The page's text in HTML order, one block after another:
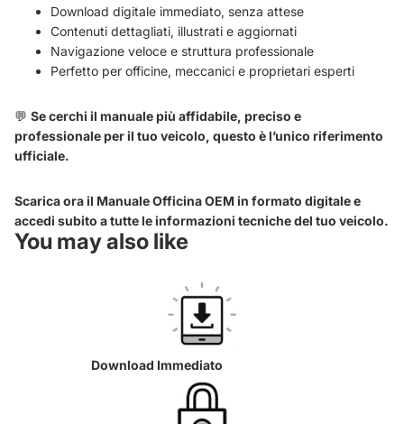
Download digitale immediato, senza attese
Contenuti dettagliati, illustrati e aggiornati
Navigazione veloce e struttura professionale
Perfetto per officine, meccanici e proprietari esperti
💬 Se cerchi il manuale più affidabile, preciso e
professionale per il tuo veicolo, questo è l’unico riferimento
ufficiale.
Scarica ora il Manuale Officina OEM in formato digitale e
accedi subito a tutte le informazioni tecniche del tuo veicolo.
You may also like
Download Immediato